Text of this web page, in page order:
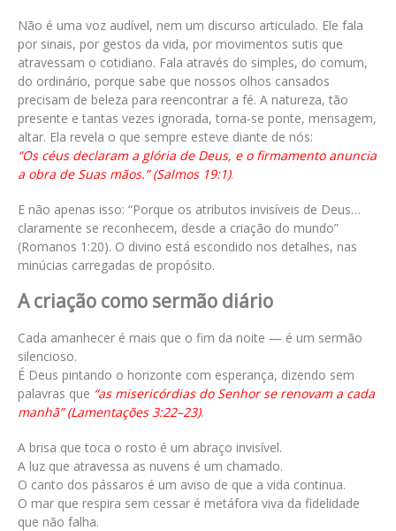
Não é uma voz audível, nem um discurso articulado. Ele fala
por sinais, por gestos da vida, por movimentos sutis que
atravessam o cotidiano. Fala através do simples, do comum,
do ordinário, porque sabe que nossos olhos cansados
precisam de beleza para reencontrar a fé. A natureza, tão
presente e tantas vezes ignorada, torna-se ponte, mensagem,
altar. Ela revela o que sempre esteve diante de nós:
“Os céus declaram a glória de Deus, e o firmamento anuncia
a obra de Suas mãos.” (Salmos 19:1).
E não apenas isso: “Porque os atributos invisíveis de Deus…
claramente se reconhecem, desde a criação do mundo”
(Romanos 1:20). O divino está escondido nos detalhes, nas
minúcias carregadas de propósito.
A criação como sermão diário
Cada amanhecer é mais que o fim da noite — é um sermão
silencioso.
É Deus pintando o horizonte com esperança, dizendo sem
palavras que “as misericórdias do Senhor se renovam a cada
manhã” (Lamentações 3:22–23).
A brisa que toca o rosto é um abraço invisível.
A luz que atravessa as nuvens é um chamado.
O canto dos pássaros é um aviso de que a vida continua.
O mar que respira sem cessar é metáfora viva da fidelidade
que não falha.